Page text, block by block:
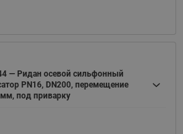
— Ридан осевой сильфонный
PN16, DN200, перемещение
под приварку